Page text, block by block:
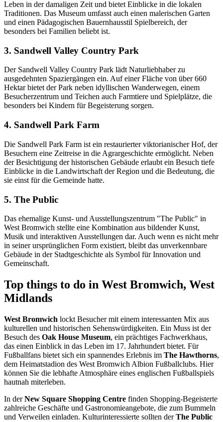
Leben in der damaligen Zeit und bietet Einblicke in die lokalen
Traditionen. Das Museum umfasst auch einen malerischen Garten
und einen Pädagogischen Bauernhausstil Spielbereich, der
besonders bei Familien beliebt ist.
3. Sandwell Valley Country Park
Der Sandwell Valley Country Park lädt Naturliebhaber zu
ausgedehnten Spaziergängen ein. Auf einer Fläche von über 660
Hektar bietet der Park neben idyllischen Wanderwegen, einem
Besucherzentrum und Teichen auch Farmtiere und Spielplätze, die
besonders bei Kindern für Begeisterung sorgen.
4. Sandwell Park Farm
Die Sandwell Park Farm ist ein restaurierter viktorianischer Hof, der
Besuchern eine Zeitreise in die Agrargeschichte ermöglicht. Neben
der Besichtigung der historischen Gebäude erlaubt ein Besuch tiefe
Einblicke in die Landwirtschaft der Region und die Bedeutung, die
sie einst für die Gemeinde hatte.
5. The Public
Das ehemalige Kunst- und Ausstellungszentrum "The Public" in
West Bromwich stellte eine Kombination aus bildender Kunst,
Musik und interaktiven Ausstellungen dar. Auch wenn es nicht mehr
in seiner ursprünglichen Form existiert, bleibt das unverkennbare
Gebäude in der Stadtgeschichte als Symbol für Innovation und
Gemeinschaft.
Top things to do in West Bromwich, West
Midlands
West Bromwich lockt Besucher mit einem interessanten Mix aus
kulturellen und historischen Sehenswürdigkeiten. Ein Muss ist der
Besuch des Oak House Museum, ein prächtiges Fachwerkhaus,
das einen Einblick in das Leben im 17. Jahrhundert bietet. Für
Fußballfans bietet sich ein spannendes Erlebnis im The Hawthorns,
dem Heimatstadion des West Bromwich Albion Fußballclubs. Hier
können Sie die lebhafte Atmosphäre eines englischen Fußballspiels
hautnah miterleben.
In derNew Square Shopping Centre finden Shopping-Begeisterte
zahlreiche Geschäfte und Gastronomieangebote, die zum Bummeln
und Verweilen einladen. Kulturinteressierte sollten derThe Public